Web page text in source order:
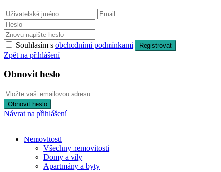
Souhlasím s obchodními podmínkami Registrovat
Zpět na přihlášení
Obnovit heslo
Obnovit heslo
Návrat na přihlášení
Nemovitosti
Všechny nemovitosti
Domy a vily
Apartmány a byty